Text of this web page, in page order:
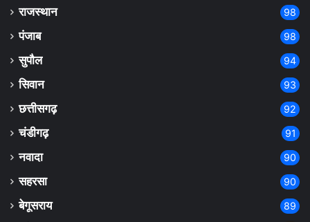
राजस्थान 98
पंजाब 98
सुपौल 94
सिवान 93
छत्तीसगढ़ 92
चंडीगढ़ 91
नवादा 90
सहरसा 90
बेगूसराय 89